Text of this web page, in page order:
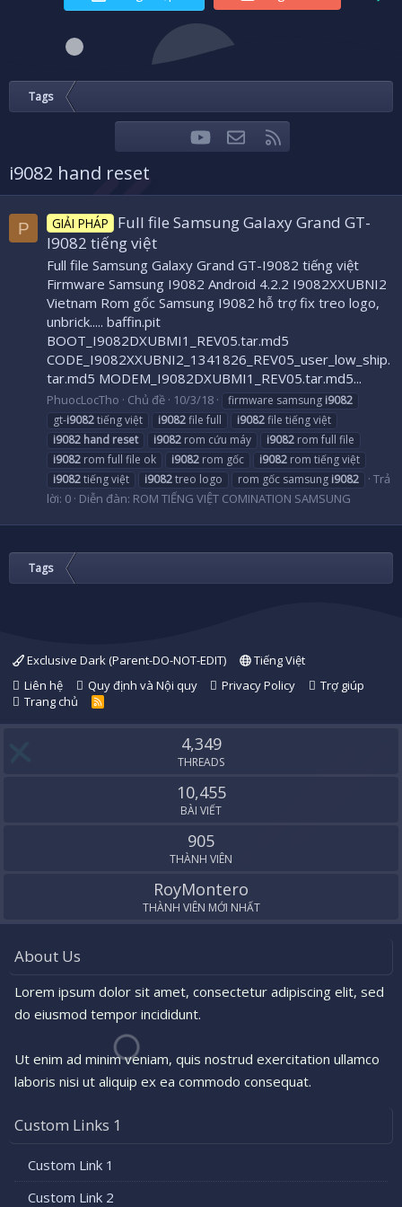
Tags
FacebookTwitteryoutubeLiên hệ
i9082 hand reset
P GIẢI PHÁP
Full file Samsung Galaxy Grand GT-
I9082 tiếng việt
Full file Samsung Galaxy Grand GT-I9082 tiếng việt
Firmware Samsung I9082 Android 4.2.2 I9082XXUBNI2
Vietnam Rom gốc Samsung I9082 hỗ trợ fix treo logo,
unbrick..... baffin.pit
BOOT_I9082DXUBMI1_REV05.tar.md5
CODE_I9082XXUBNI2_1341826_REV05_user_low_ship.
tar.md5 MODEM_I9082DXUBMI1_REV05.tar.md5...
PhuocLocTho Chủ đề 10/3/18 firmware samsung i9082
gt-i9082tiếng việt i9082file full i9082file tiếng việt
i9082 hand reset i9082 rom cứu máy i9082 rom full file
i9082 rom full file ok i9082 rom gốc i9082 rom tiếng việt
i9082tiếng việt i9082treo logo rom gốc samsung i9082
Trả
lời: 0 Diễn đàn: ROM TIẾNG VIỆT COMINATION SAMSUNG
Tags
Exclusive Dark (Parent-DO-NOT-EDIT)
Tiếng Việt
Liên hệ
Quy định và Nội quy Privacy Policy
Trợ giúp
Trang chủ
R
S
4,349
THREADS
10,455
BÀI VIẾT
905
THÀNH VIÊN
RoyMontero
THÀNH VIÊN MỚI NHẤT
About Us
Lorem ipsum dolor sit amet, consectetur adipiscing elit, sed
do eiusmod tempor incididunt.
Ut enim ad minim veniam, quis nostrud exercitation ullamco
laboris nisi ut aliquip ex ea commodo consequat.
Custom Links 1
Custom Link 1
Custom Link 2